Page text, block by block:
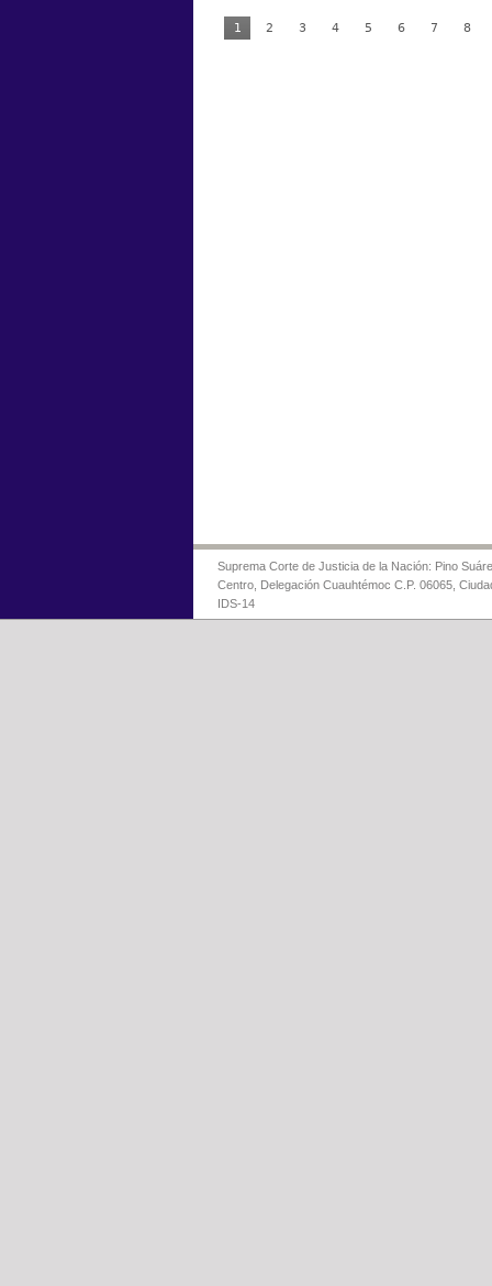
1 2 3 4 5 6 7 8
Suprema Corte de Justicia de la Nación: Pino
Centro, Delegación Cuauhtémoc C.P. 06065,
IDS-14